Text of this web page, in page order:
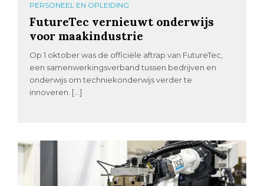
PERSONEEL EN OPLEIDING
FutureTec vernieuwt onderwijs
voor maakindustrie
Op 1 oktober was de officiële aftrap van FutureTec,
een samenwerkingsverband tussen bedrijven en
onderwijs om techniekonderwijs verder te
innoveren. […]